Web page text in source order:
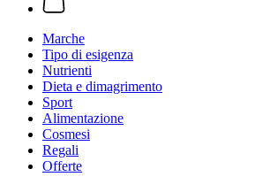
Marche
Tipo di esigenza
Nutrienti
Dieta e dimagrimento
Sport
Alimentazione
Cosmesi
Regali
Offerte